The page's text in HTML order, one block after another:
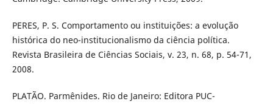
PERES, P. S. Comportamento ou instituições: a evolução
histórica do neo-institucionalismo da ciência política.
Revista Brasileira de Ciências Sociais, v. 23, n. 68, p. 54-71,
2008.
PLATÃO. Parmênides. Rio de Janeiro: Editora PUC-